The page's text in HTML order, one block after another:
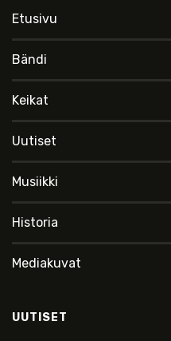
Etusivu
Bändi
Keikat
Uutiset
Musiikki
Historia
Mediakuvat
UUTISET